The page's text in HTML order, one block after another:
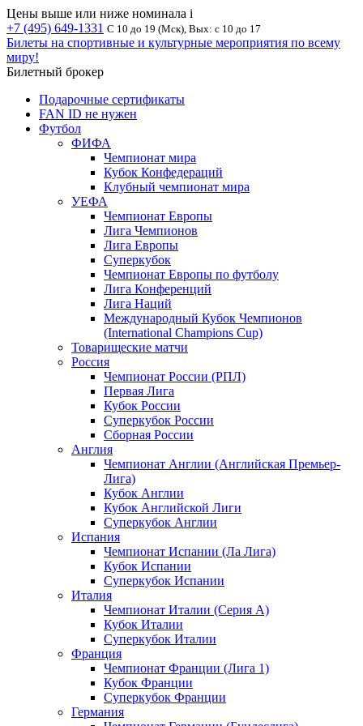
Цены выше или ниже номинала i
+7 (495) 649-1331 С 10 до 19 (Мск), Вых: с 10 до 17
Билеты на спортивные и культурные мероприятия по всему
миру!
Билетный брокер
Подарочные сертификаты
FAN ID не нужен
Футбол
ФИФА
Чемпионат мира
Кубок Конфедераций
Клубный чемпионат мира
УЕФА
Чемпионат Европы
Лига Чемпионов
Лига Европы
Суперкубок
Чемпионат Европы по футболу
Лига Конференций
Лига Наций
Международный Кубок Чемпионов
(International Champions Cup)
Товарищеские матчи
Россия
Чемпионат России (РПЛ)
Первая Лига
Кубок России
Суперкубок России
Сборная России
Англия
Чемпионат Англии (Английская Премьер-
Лига)
Кубок Англии
Кубок Английской Лиги
Суперкубок Англии
Испания
Чемпионат Испании (Ла Лига)
Кубок Испании
Суперкубок Испании
Италия
Чемпионат Италии (Серия А)
Кубок Италии
Суперкубок Италии
Франция
Чемпионат Франции (Лига 1)
Кубок Франции
Суперкубок Франции
Германия